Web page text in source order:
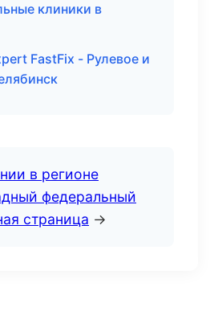
клиники в
FastFix - Рулевое и
в регионе
федеральный
страница →